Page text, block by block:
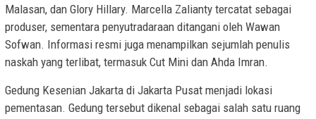
Malasan, dan Glory Hillary. Marcella Zalianty tercatat sebagai
produser, sementara penyutradaraan ditangani oleh Wawan
Sofwan. Informasi resmi juga menampilkan sejumlah penulis
naskah yang terlibat, termasuk Cut Mini dan Ahda Imran.
Gedung Kesenian Jakarta di Jakarta Pusat menjadi lokasi
pementasan. Gedung tersebut dikenal sebagai salah satu ruang